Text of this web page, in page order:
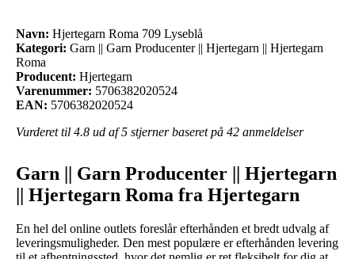
Navn: Hjertegarn Roma 709 Lyseblå
Kategori: Garn || Garn Producenter || Hjertegarn || Hjertegarn
Roma
Producent: Hjertegarn
Varenummer: 5706382020524
EAN: 5706382020524
Vurderet til 4.8 ud af 5 stjerner baseret på 42 anmeldelser
Garn || Garn Producenter || Hjertegarn
|| Hjertegarn Roma fra Hjertegarn
En hel del online outlets foreslår efterhånden et bredt udvalg af
leveringsmuligheder. Den mest populære er efterhånden levering